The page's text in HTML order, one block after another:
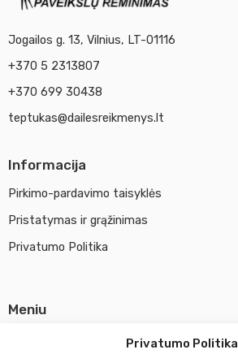
Privatumo Politika
Jogailos g. 13, Vilnius, LT-01116
+370 5 2313807
+370 699 30438
teptukas@dailesreikmenys.lt
Informacija
Pirkimo-pardavimo taisyklės
Pristatymas ir grąžinimas
Privatumo Politika
Meniu